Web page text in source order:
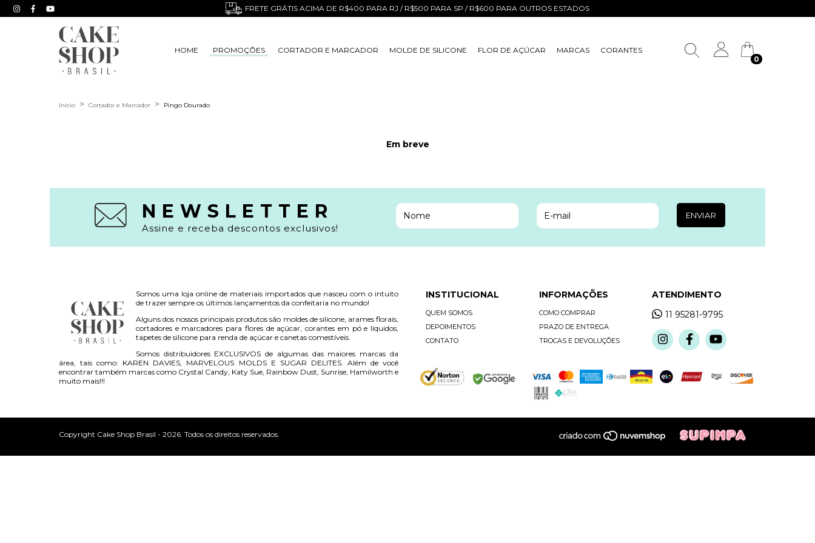
FRETE GRÁTIS ACIMA DE R$400 PARA RJ / R$500 PARA SP / R$600 PARA OUTROS ESTADOS
HOME PROMOÇÕES CORTADOR E MARCADOR MOLDE DE SILICONE FLOR DE AÇÚCAR MARCAS
CORANTES
0
Início > Cortador e Marcador > Pingo Dourado
Em breve
NEWSLETTER
Assine e receba descontos exclusivos!
Somos uma loja online de materiais importados que nasceu com o intuito
de trazer sempre os últimos lançamentos da confeitaria no mundo!
Alguns dos nossos principais produtos são moldes de silicone, arames florais,
cortadores e marcadores para flores de açúcar, corantes em pó e líquidos,
tapetes de silicone para renda de açúcar e canetas comestíveis.
Somos distribuidores EXCLUSIVOS de algumas das maiores marcas da
área, tais como: KAREN DAVIES, MARVELOUS MOLDS E SUGAR DELITES. Além de você
encontrar também marcas como Crystal Candy, Katy Sue, Rainbow Dust, Sunrise, Hamilworth e
muito mais!!!
INSTITUCIONAL
QUEM SOMOS
DEPOIMENTOS
CONTATO
INFORMAÇÕES
COMO COMPRAR
PRAZO DE ENTREGA
TROCAS E DEVOLUÇÕES
ATENDIMENTO
11 95281-9795
Copyright Cake Shop Brasil - 2026. Todos os direitos reservados.